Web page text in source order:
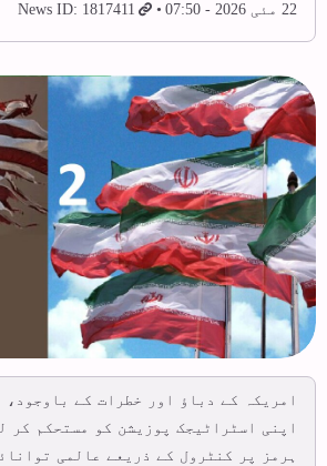
22 مئی 2026 - 07:50 News ID: 1817411
امریکہ کے دباؤ اور خطرات کے
اپنی اسٹراٹیجک پوزیشن کو مستحکم کر
ہرمز پر کنٹرول کے ذریعے عالمی